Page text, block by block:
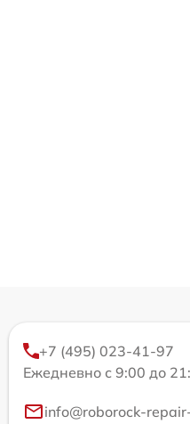
+7 (495) 023-41-97
Ежедневно с 9:00 до
info@roborock-